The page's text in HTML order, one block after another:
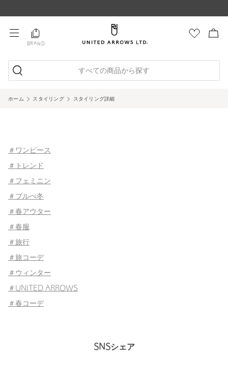
BRAND
すべての商品から探す
ホーム スタイリング スタイリング詳細
＃ワンピース
＃トレンド
＃フェミニン
＃ブルべ冬
＃春アウター
＃春服
＃旅行
＃旅コーデ
＃ウィンター
＃UNITED ARROWS
＃春コーデ
SNSシェア